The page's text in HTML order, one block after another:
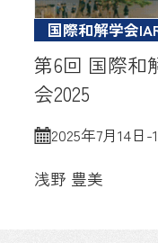
国際和解学会
第6回 国際和
会2025
2025年7月14日-
浅野 豊美